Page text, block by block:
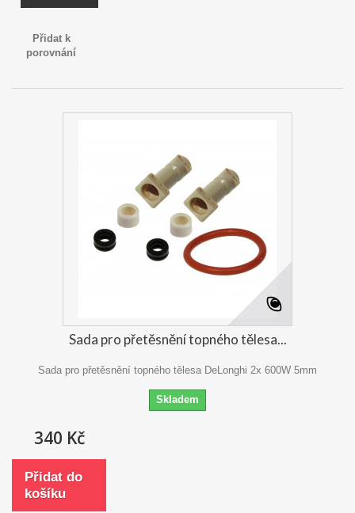
Přidat k
porovnání
Sada pro přetěsnění topného tělesa...
Sada pro přetěsnění topného tělesa DeLonghi 2x 600W 5mm
Skladem
340 Kč
Přidat do
košíku